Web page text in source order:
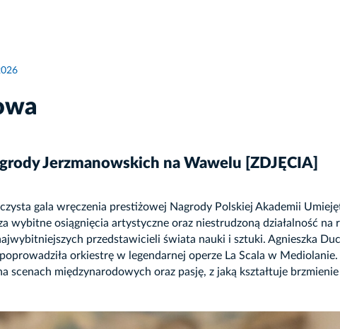
Jerzmanowskich na Wawelu [ZDJĘCIA]
gala wręczenia prestiżowej Nagrody Polskiej Akademii
wybitne osiągnięcia artystyczne oraz niestrudzoną działalność
przedstawicieli świata nauki i sztuki. Agnieszka
orkiestrę w legendarnej operze La Scala w
scenach międzynarodowych oraz pasję, z jaką kształtuje